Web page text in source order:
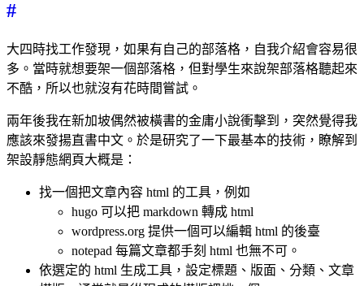
#
大四時找工作發現，如果有自己的部落格，自我介紹會容易很
多。當時就想要架一個部落格，但對學生來說架部落格聽起來
不酷，所以也就沒有花時間嘗試。
兩年後我在新加坡偶然被橫書的金庸小說衝擊到，突然覺得我
應該來發揚直書中文。於是研究了一下最基本的技術，瞭解到
架設靜態網頁大概是：
找一個把文章內容 html 的工具，例如
hugo 可以把 markdown 轉成 html
wordpress.org 提供一個可以編輯 html 的後臺
notepad 每篇文章都手刻 html 也無不可。
依選定的 html 生成工具，設定標題、版面、分類、文章